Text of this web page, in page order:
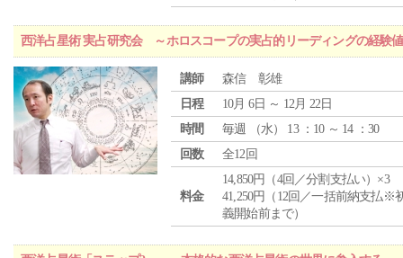
西洋占星術 実占研究会 ～ホロスコープの実占的リーディングの経験
講師
森信 彰雄
日程
10月 6日 ～ 12月 22日
時間
毎週 （水） 13 ：10 ～ 14 ：30
回数
全12回
料金
14,850円（4回／分割支払い）×3
41,250円（12回／一括前納支払※
義開始前まで）